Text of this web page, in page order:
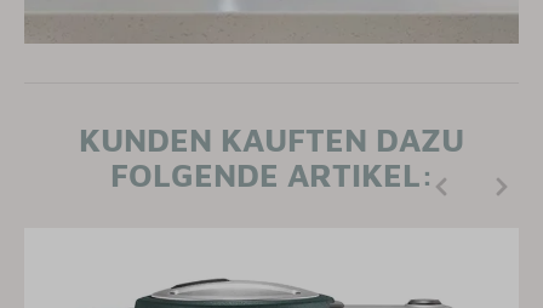
KUNDEN KAUFTEN DAZU
FOLGENDE ARTIKEL: